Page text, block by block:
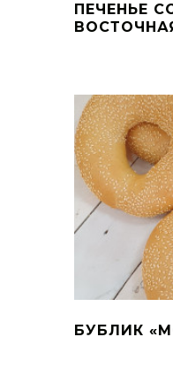
ПЕЧЕНЬЕ
БУБЛИК